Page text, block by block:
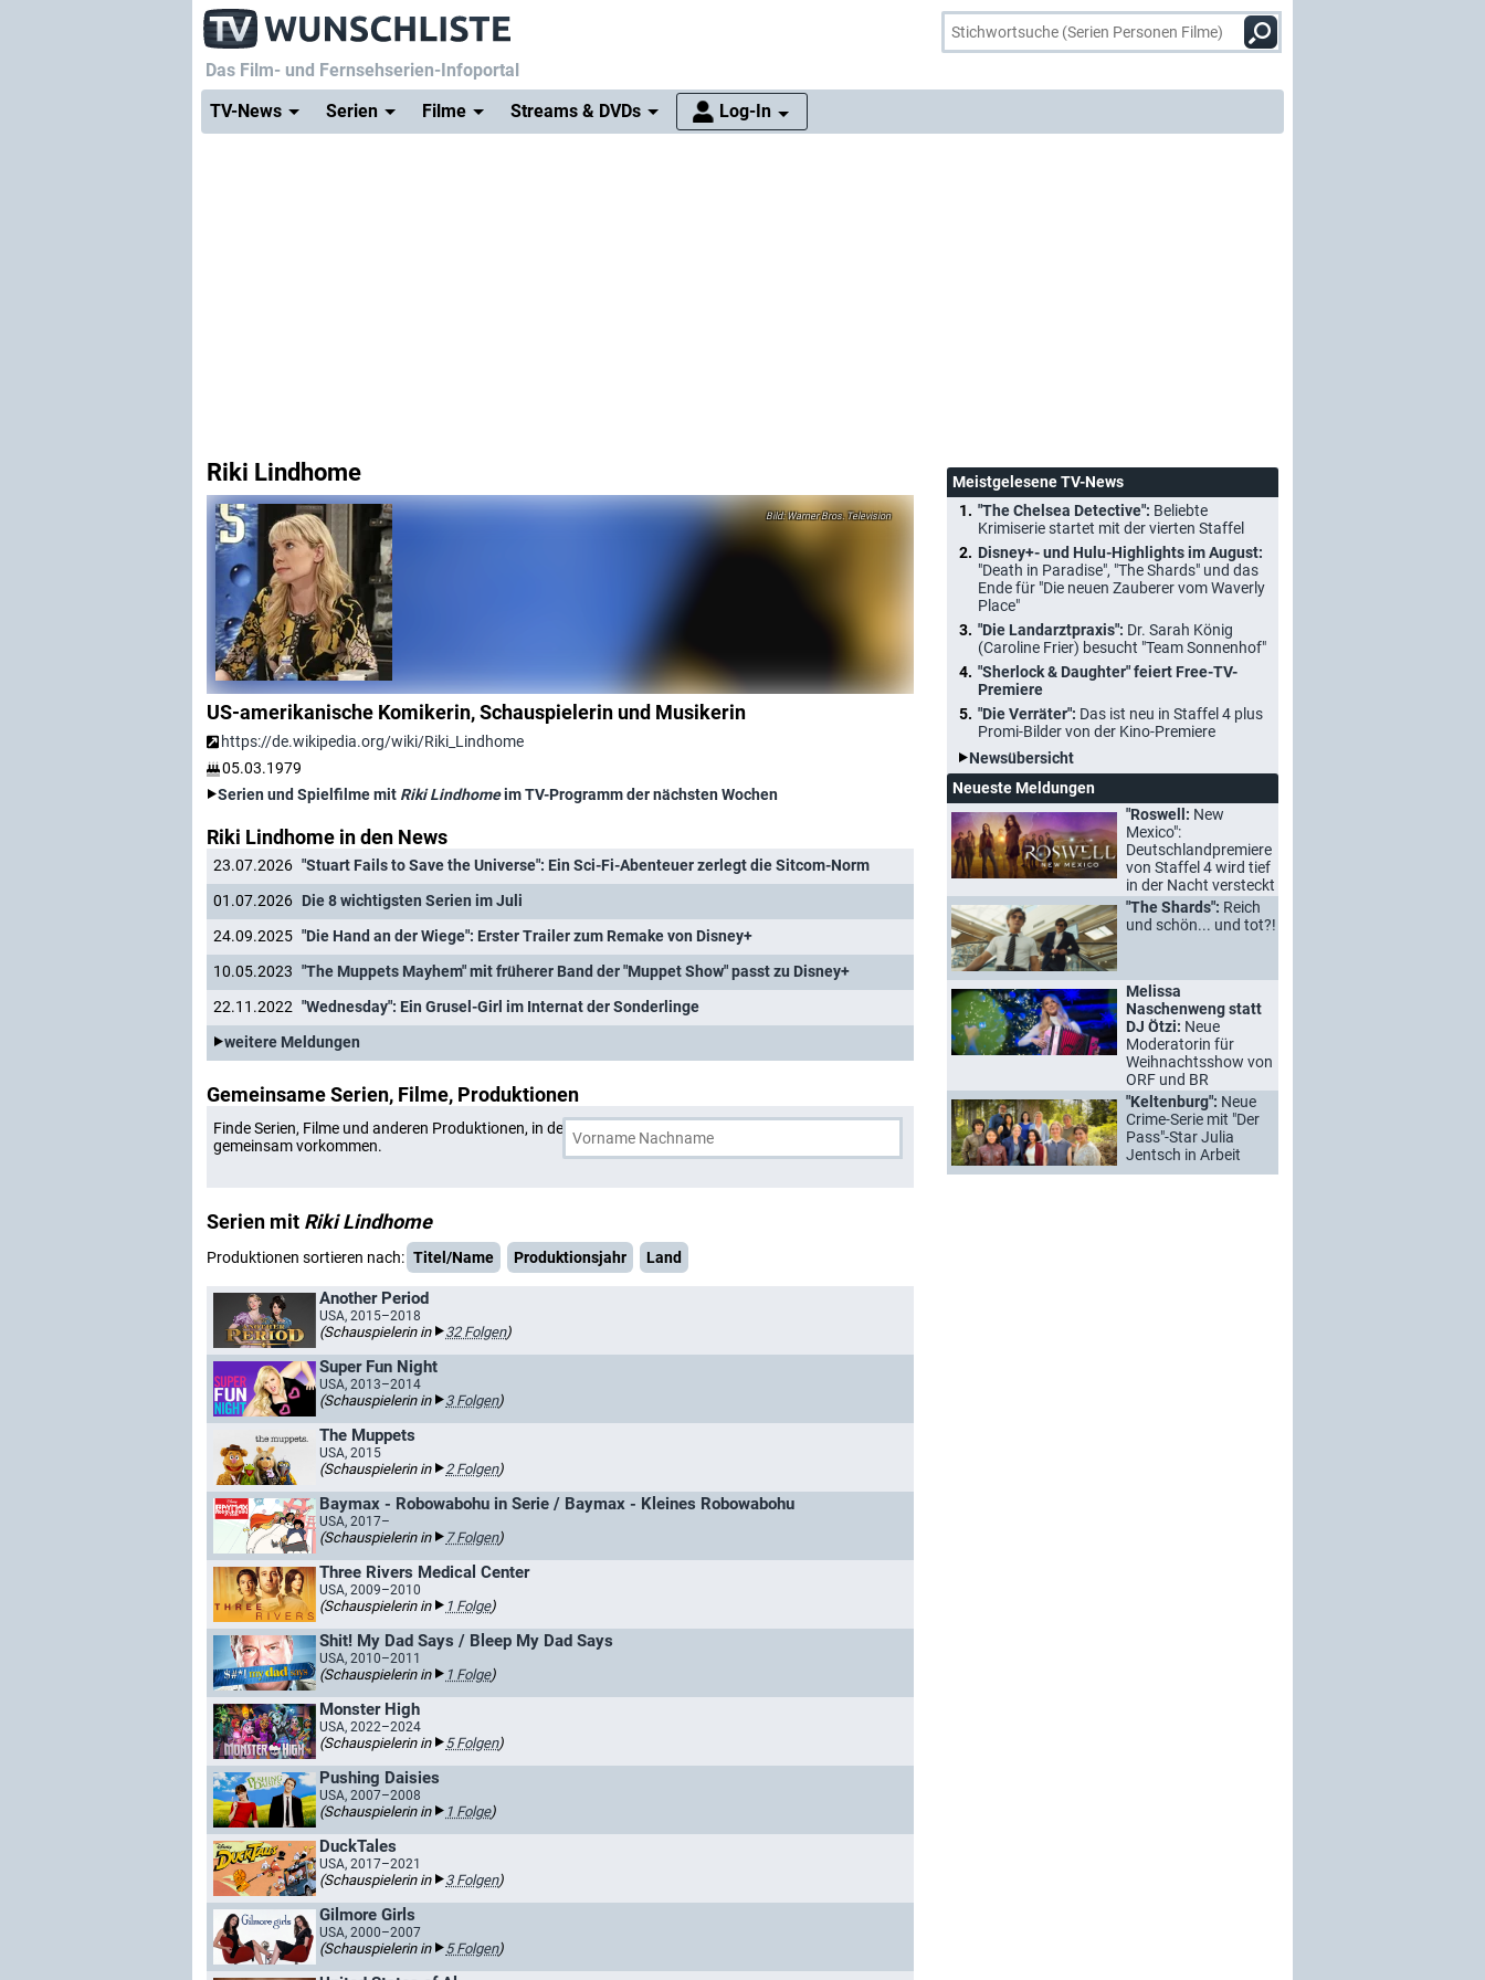
Das Film- und Fernsehserien-Infoportal
TV-News
Serien Filme Streams & DVDs Log-In
Riki Lindhome
Warner Bros. Television
US-amerikanische Komikerin, Schauspielerin und Musikerin
https://de.wikipedia.org/wiki/Riki_Lindhome
05.03.1979
Serien und Spielfilme mit Riki Lindhomeim TV-Programm der nächsten Wochen
Riki Lindhome in den News
23.07.2026 "Stuart Fails to Save the Universe": Ein Sci-Fi-Abenteuer zerlegt die Sitcom-Norm
01.07.2026 Die 8 wichtigsten Serien im Juli
24.09.2025 "Die Hand an der Wiege": Erster Trailer zum Remake von Disney+
10.05.2023 "The Muppets Mayhem" mit früherer Band der "Muppet Show" passt zu Disney+
22.11.2022 "Wednesday": Ein Grusel-Girl im Internat der Sonderlinge
weitere Meldungen
Gemeinsame Serien, Filme, Produktionen
Finde Serien, Filme und anderen Produktionen, in denen Riki Lindhome
gemeinsam vorkommen.
Serien mit Riki Lindhome
Produktionen sortieren nach: Titel/Name Produktionsjahr Land
Another Period
USA, 2015–2018
(Schauspielerin in 32 Folgen)
Super Fun Night
USA, 2013–2014
(Schauspielerin in 3 Folgen)
The Muppets
USA, 2015
(Schauspielerin in 2 Folgen)
Baymax - Robowabohu in Serie / Baymax - Kleines Robowabohu
USA, 2017–
(Schauspielerin in 7 Folgen)
Three Rivers Medical Center
USA, 2009–2010
(Schauspielerin in 1 Folge)
Shit! My Dad Says / Bleep My Dad Says
USA, 2010–2011
(Schauspielerin in 1 Folge)
Monster High
USA, 2022–2024
(Schauspielerin in 5 Folgen)
Pushing Daisies
USA, 2007–2008
(Schauspielerin in 1 Folge)
DuckTales
USA, 2017–2021
(Schauspielerin in 3 Folgen)
Gilmore Girls
USA, 2000–2007
(Schauspielerin in 5 Folgen)
Meistgelesene TV-News
"The Chelsea Detective": Beliebte
Krimiserie startet mit der vierten Staffel
Disney+- und Hulu-Highlights im August:
"Death in Paradise", "The Shards" und das
Ende für "Die neuen Zauberer vom Waverly
Place"
"Die Landarztpraxis": Dr. Sarah König
(Caroline Frier) besucht "Team Sonnenhof"
"Sherlock & Daughter" feiert Free-TV-
Premiere
"Die Verräter": Das ist neu in Staffel 4 plus
Promi-Bilder von der Kino-Premiere
Newsübersicht
Neueste Meldungen
"Roswell: New
Mexico":
Deutschlandpremiere
von Staffel 4 wird tief
in der Nacht versteckt
"The Shards": Reich
und schön... und tot?!
Melissa
Naschenweng statt
DJ Ötzi: Neue
Moderatorin für
Weihnachtsshow von
ORF und BR
"Keltenburg": Neue
Crime-Serie mit "Der
Pass"-Star Julia
Jentsch in Arbeit